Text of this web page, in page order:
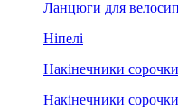
Ланцюги для
Ніпелі
Накінечники
Накінечники